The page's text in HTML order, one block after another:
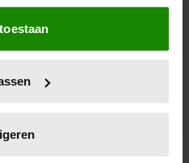
ook graag:
uw geografische locatie,
kan zijn
(fingerprinting)
in het